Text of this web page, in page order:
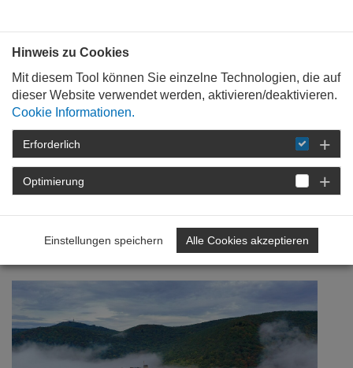
STARTSEITE
DETAIL
Wo Geschichte Zukunft trifft
Hinweis zu Cookies
Mit diesem Tool können Sie einzelne Technologien, die auf
dieser Website verwendet werden, aktivieren/deaktivieren.
Cookie Informationen.
Erforderlich
Optimierung
Einstellungen speichern Alle Cookies akzeptieren